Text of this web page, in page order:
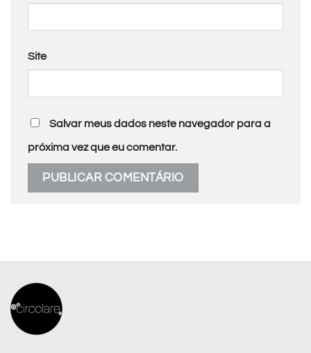
Site
Salvar meus dados neste navegador para a
próxima vez que eu comentar.